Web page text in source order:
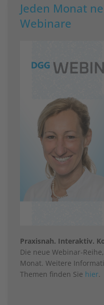
Jeden Monat
Webinare
Praxisnah. Interaktiv.
Die neue Webinar-
Monat. Weitere
Themen finden Sie hier.